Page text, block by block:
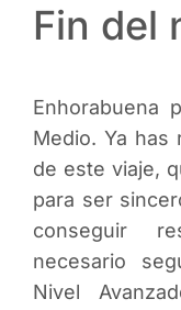
Fin del
Enhorabuena
Medio. Ya has
de este viaje,
para ser
conseguir
necesario
Nivel